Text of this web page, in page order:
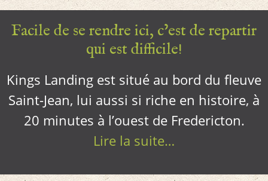
Facile de se rendre ici, c’est de repartir
qui est difficile!
Kings Landing est situé au bord du fleuve
Saint-Jean, lui aussi si riche en histoire, à
20 minutes à l’ouest de Fredericton.
Lire la suite…